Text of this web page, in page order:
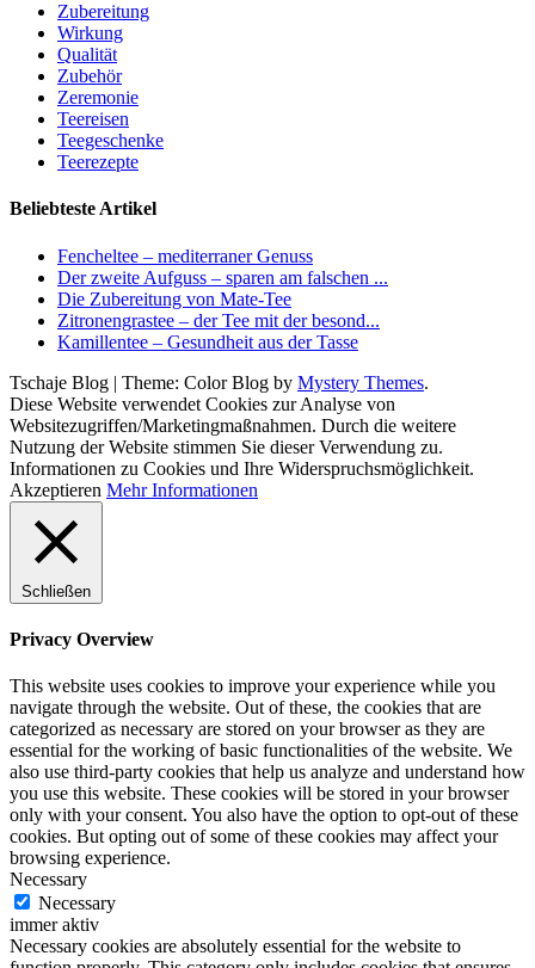
Zubereitung
Wirkung
Qualität
Zubehör
Zeremonie
Teereisen
Teegeschenke
Teerezepte
Beliebteste Artikel
Fencheltee – mediterraner Genuss
Der zweite Aufguss – sparen am falschen ...
Die Zubereitung von Mate-Tee
Zitronengrastee – der Tee mit der besond...
Kamillentee – Gesundheit aus der Tasse
Tschaje Blog | Theme: Color Blog by Mystery Themes.
Diese Website verwendet Cookies zur Analyse von
Websitezugriffen/Marketingmaßnahmen. Durch die weitere
Nutzung der Website stimmen Sie dieser Verwendung zu.
Informationen zu Cookies und Ihre Widerspruchsmöglichkeit.
Akzeptieren Mehr Informationen
Schließen
Privacy Overview
This website uses cookies to improve your experience while you
navigate through the website. Out of these, the cookies that are
categorized as necessary are stored on your browser as they are
essential for the working of basic functionalities of the website. We
also use third-party cookies that help us analyze and understand how
you use this website. These cookies will be stored in your browser
only with your consent. You also have the option to opt-out of these
cookies. But opting out of some of these cookies may affect your
browsing experience.
Necessary
Necessary
immer aktiv
Necessary cookies are absolutely essential for the website to